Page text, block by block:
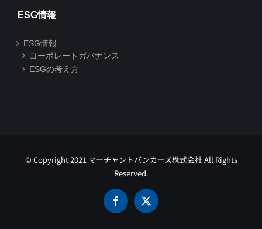
ESG情報
ESG情報
コーポレートガバナンス
ESGの考え方
© Copyright 2021 マーチャントバンカーズ株式会社 All Rights
Reserved.
Facebook
X